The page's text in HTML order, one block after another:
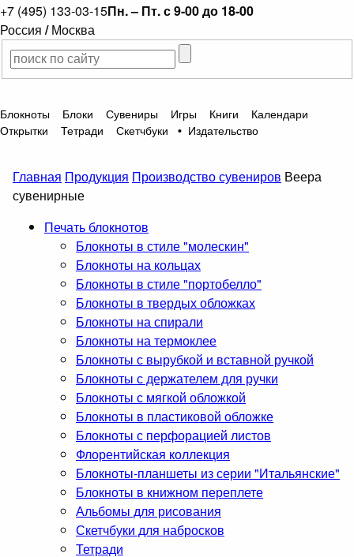
+7 (495) 133-03-15Пн. – Пт. с 9-00 до 18-00
Россия / Москва
Блокноты Блоки Сувениры Игры Книги
Календари
Открытки
Тетради Скетчбуки • Издательство
Главная Продукция Производство сувениров Веера
сувенирные
Печать блокнотов
Блокноты в стиле "молескин"
Блокноты на кольцах
Блокноты в стиле "портобелло"
Блокноты в твердых обложках
Блокноты на спирали
Блокноты на термоклее
Блокноты с вырубкой и вставной ручкой
Блокноты с держателем для ручки
Блокноты с мягкой обложкой
Блокноты в пластиковой обложке
Блокноты с перфорацией листов
Флорентийская коллекция
Блокноты-планшеты из серии "Итальянские"
Блокноты в книжном переплете
Альбомы для рисования
Скетчбуки для набросков
Тетради